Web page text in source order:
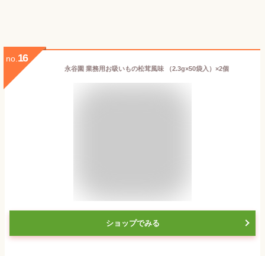
no. 16
永谷園 業務用お吸いもの松茸風味 （2.3g×50袋入）×2個
ショップでみる